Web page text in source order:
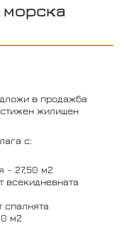
в продажба
жилищен
с:
- 27,50 м2
всекидневната
спалнята
м2